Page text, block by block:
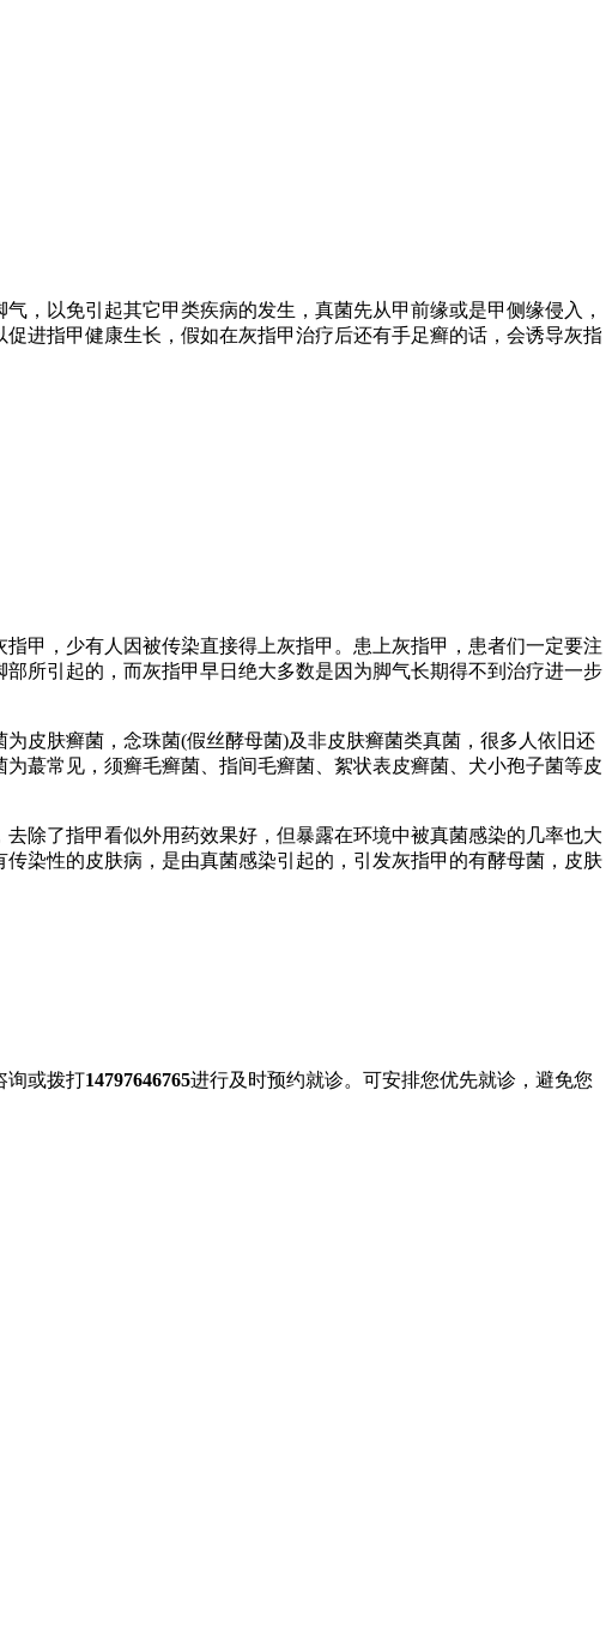
以免引起其它甲类疾病的发生，真菌先从甲前缘或是甲侧缘侵入，
进指甲健康生长，假如在灰指甲治疗后还有手足癣的话，会诱导灰指
，少有人因被传染直接得上灰指甲。患上灰指甲，患者们一定要注
所引起的，而灰指甲早日绝大多数是因为脚气长期得不到治疗进一步
肤癣菌，念珠菌(假丝酵母菌)及非皮肤癣菌类真菌，很多人依旧还
蕞常见，须癣毛癣菌、指间毛癣菌、絮状表皮癣菌、犬小孢子菌等皮
了指甲看似外用药效果好，但暴露在环境中被真菌感染的几率也大
染性的皮肤病，是由真菌感染引起的，引发灰指甲的有酵母菌，皮肤
询或拨打14797646765进行及时预约就诊。可安排您优先就诊，避免您